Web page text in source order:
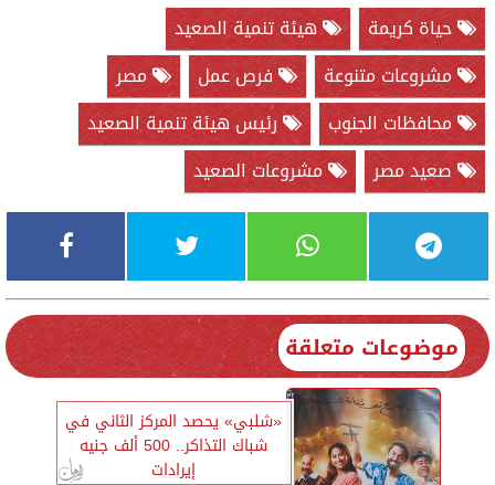
حياة كريمة
هيئة تنمية الصعيد
مشروعات متنوعة
فرص عمل
مصر
محافظات الجنوب
رئيس هيئة تنمية الصعيد
صعيد مصر
مشروعات الصعيد
موضوعات متعلقة
«شلبي» يحصد المركز الثاني في
شباك التذاكر.. 500 ألف جنيه
إيرادات